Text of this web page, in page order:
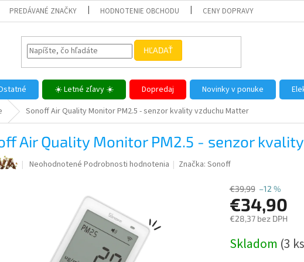
PREDÁVANÉ ZNAČKY HODNOTENIE OBCHODU CENY DOPRAVY
HĽADAŤ
☀️ Letné zľavy ☀️ Dopredaj Novinky v ponuke
Sonoff Air Quality Monitor PM2.5 - senzor kvality vzduchu Matter
Air Quality Monitor PM2.5 - senzor
Priemerné
hviezdičiek.
Neohodnotené Podrobnosti hodnotenia Značka:Sonoff
€39,99 –12 %
€34,90
€28,37 bez DPH
cena:
Skladom (3